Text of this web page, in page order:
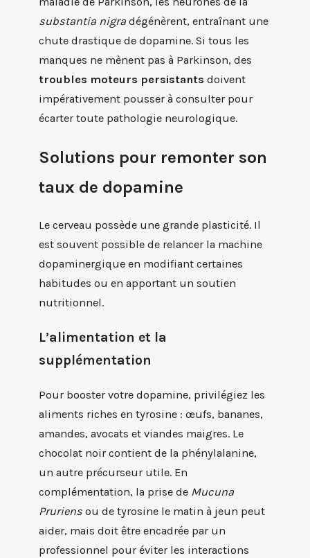
substantia nigra dégénèrent, entraînant une
chute drastique de dopamine. Si tous les
manques ne mènent pas à Parkinson, des
troubles moteurs persistants doivent
impérativement pousser à consulter pour
écarter toute pathologie neurologique.
Solutions pour remonter son
taux de dopamine
Le cerveau possède une grande plasticité. Il
est souvent possible de relancer la machine
dopaminergique en modifiant certaines
habitudes ou en apportant un soutien
nutritionnel.
L’alimentation et la
supplémentation
Pour booster votre dopamine, privilégiez les
aliments riches en tyrosine : œufs, bananes,
amandes, avocats et viandes maigres. Le
chocolat noir contient de la phénylalanine,
un autre précurseur utile. En
complémentation, la prise de Mucuna
Pruriens ou de tyrosine le matin à jeun peut
aider, mais doit être encadrée par un
professionnel pour éviter les interactions